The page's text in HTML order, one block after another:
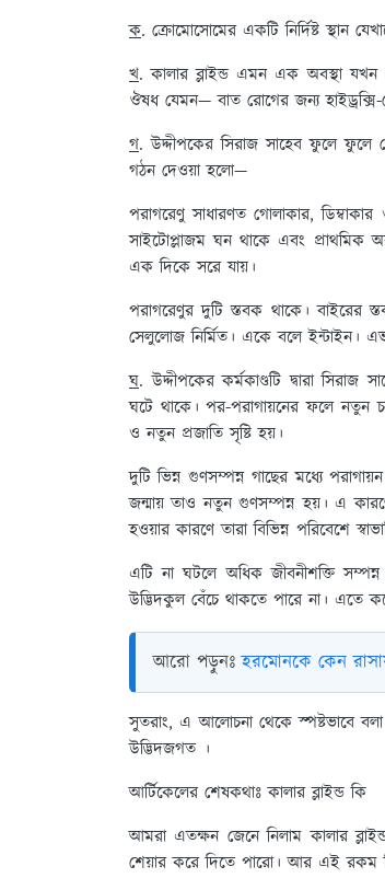
ক. ক্রোমোসোমের একটি নির্দিষ্ট স্থান
খ. কালার ব্লাইন্ড এমন এক অবস্থা
ঔষধ যেমন— বাত রোগের জন্য হাইড্রক্সি-
গ. উদ্দীপকের সিরাজ সাহেব ফুলে ফুলে
গঠন দেওয়া হলো—
পরাগরেণু সাধারণত গোলাকার,
সাইটোপ্লাজম ঘন থাকে এবং প্রাথমিক
এক দিকে সরে যায়।
পরাগরেণুর দুটি স্তবক থাকে।
সেলুলোজ নির্মিত। একে বলে ইন্টাইন।
ঘ. উদ্দীপকের কর্মকাণ্ডটি দ্বারা
ঘটে থাকে। পর-পরাগায়নের ফলে নতুন
ও নতুন প্রজাতি সৃষ্টি হয়।
দুটি ভিন্ন গুণসম্পন্ন গাছের মধ্যে
জন্মায় তাও নতুন গুণসম্পন্ন হয়। এ
হওয়ার কারণে তারা বিভিন্ন পরিবেশে
এটি না ঘটলে অধিক জীবনীশক্তি
উদ্ভিদকুল বেঁচে থাকতে পারে না। এতে
আরো পড়ুনঃহরমোনকে কেন
সুতরাং, এ আলোচনা থেকে স্পষ্টভাবে
উদ্ভিদজগত ।
আর্টিকেলের শেষকথাঃ কালার ব্লাইন্ড কি
আমরা এতক্ষন জেনে নিলাম কালার
শেয়ার করে দিতে পারো। আর এই রকম